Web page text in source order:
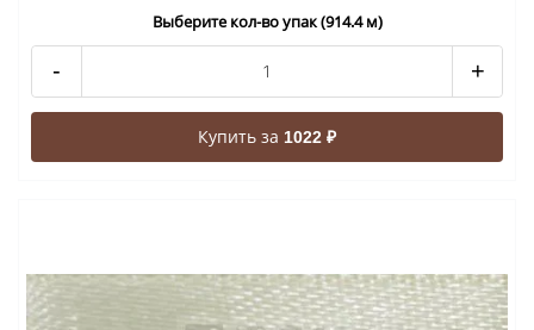
Выберите кол-во упак (914.4 м)
- +
Купить за 1022 ₽